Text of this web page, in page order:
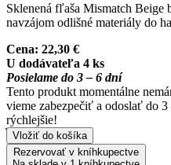
Sklenená fľaša Mismatch Beige
navzájom odlišné materiály do
Cena: 22,30 €
U dodávateľa 4 ks
Posielame do 3 – 6 dní
Tento produkt momentálne
vieme zabezpečiť a odoslať do
rýchlejšie!
Vložiť do košíka
Rezervovať v kníhkupectve